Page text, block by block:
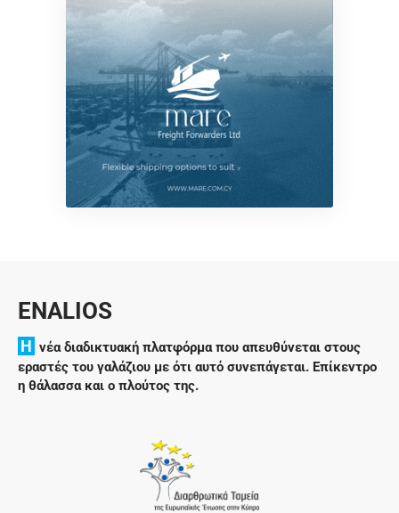
ENALIOS
H νέα διαδικτυακή πλατφόρμα που απευθύνεται στους
εραστές του γαλάζιου με ότι αυτό συνεπάγεται. Επίκεντρο
η θάλασσα και ο πλούτος της.